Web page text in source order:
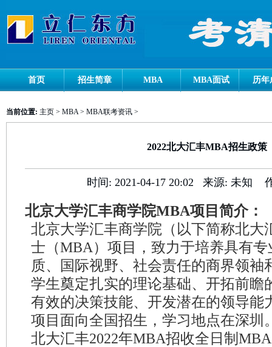
首页 招生简章 MBA MBA面试 历年
当前位置: 主页 > MBA> MBA联考资讯 >
2022北大汇丰MBA招生政策
时间: 2021-04-17 20:02 来源: 未知
北京大学汇丰商学院MBA项目简介：
北京大学汇丰商学院（以下简称北大
士（MBA）项目，致力于培养具有
质、国际视野、社会责任的商界领袖
学生奠定扎实的理论基础、开拓前瞻
有效的决策技能、开发潜在的领导能
项目面向全国招生，学习地点在深圳
北大汇丰2022年MBA招收全日制